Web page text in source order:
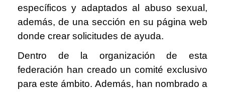
específicos y adaptados al abuso sexual,
además, de una sección en su página web
donde crear solicitudes de ayuda.
Dentro de la organización de esta
federación han creado un comité exclusivo
para este ámbito. Además, han nombrado a